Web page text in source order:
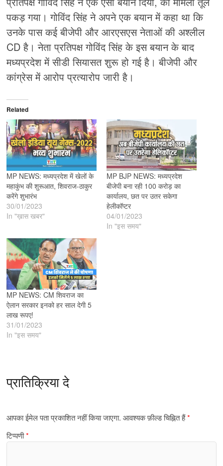
पकड़ गया। गोविंद सिंह ने अपने एक बयान में कहा था कि
उनके पास कई बीजेपी और आरएसएस नेताओं की अश्लील
CD है। नेता प्रतिपक्ष गोविंद सिंह के इस बयान के बाद
मध्यप्रदेश में सीडी सियासत शुरू हो गई है। बीजेपी और
कांग्रेस में आरोप प्रत्यारोप जारी है।
Related
MP NEWS: मध्यप्रदेश में खेलों के
महाकुंभ की शुरूआत, शिवराज-ठाकुर
करेंगे शुभारंभ
30/01/2023
In "ख़ास खबर"
MP BJP NEWS: मध्यप्रदेश
बीजेपी बना रही 100 करोड़ का
कार्यालय, छत पर उतर सकेगा
हेलीकॉप्टर
04/01/2023
In "इस समय"
MP NEWS: CM शिवराज का
ऐलान सरकार इनको हर साल देगी 5
लाख रूपए!
31/01/2023
In "इस समय"
प्रातिक्रिया दे
आपका ईमेल पता प्रकाशित नहीं किया जाएगा. आवश्यक फ़ील्ड चिह्नित हैं*
टिप्पणी*